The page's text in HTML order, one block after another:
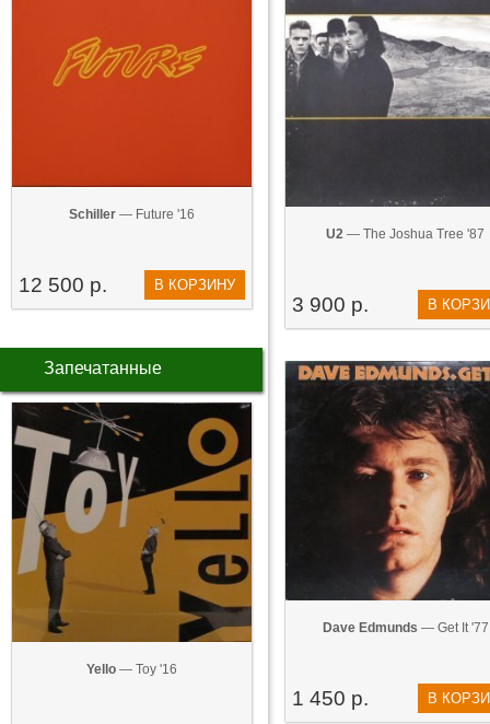
Schiller — Future '16
12 500 р. В КОРЗИНУ
Запечатанные
Yello — Toy '16
U2 — The Joshua Tree '87
3 900 р. В
Dave Edmunds — Get It '77
1 450 р. В